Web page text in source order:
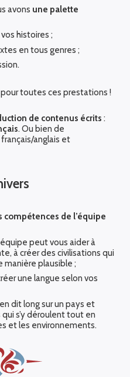
avons une palette
histoires ;
en tous genres ;
toutes ces prestations !
de contenus écrits:
. Ou bien de
anglais et
compétences de l’équipe
peut vous aider à
à créer des civilisations qui
plausible ;
une langue selon vos
dit long sur un pays et
s’y déroulent tout en
et les environnements.